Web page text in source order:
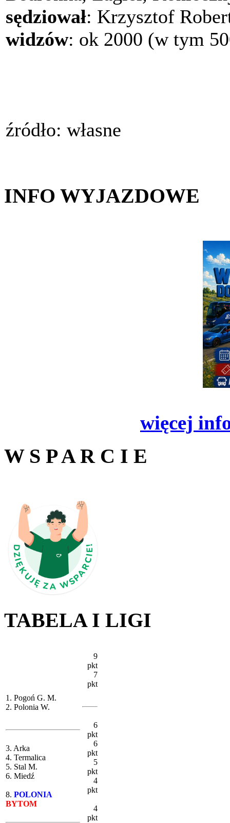
sędziował: Krzysztof
widzów: ok 2000 (w tym
źródło: własne
INFO WYJAZDOWE
więcej
W S P A R C I E
TABELA I LIGI
1. Pogoń G. M.
2. Polonia W.
3. Arka
4. Termalica
5. Stal M.
6. Miedź
8. POLONIA
BYTOM
9
pkt
7
pkt
6
pkt
6
pkt
5
pkt
4
pkt
4
pkt